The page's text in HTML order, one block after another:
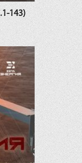
143)